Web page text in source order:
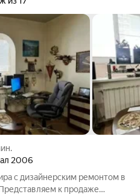
2006
с дизайнерским ремонтом в
к продаже